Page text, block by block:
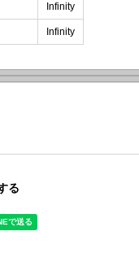
Infinity
Infinity
る